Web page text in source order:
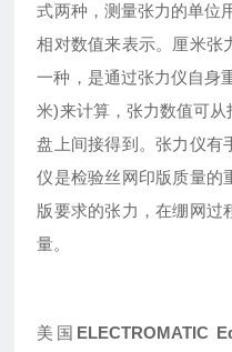
式两种，测量张力的单位
相对数值来表示。厘米张
一种，是通过张力仪自身
米)来计算，张力数值可从
盘上间接得到。张力仪有
仪是检验丝网印版质量的
版要求的张力，在绷网过
量。
美国 ELECTROMATIC